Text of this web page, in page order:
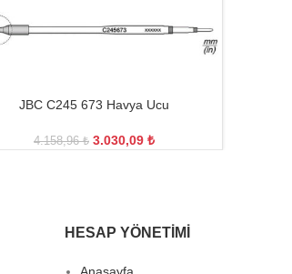
JBC C245 673 Havya Ucu
4.158,96₺ 3.030,09 ₺
HESAP YÖNETIMI